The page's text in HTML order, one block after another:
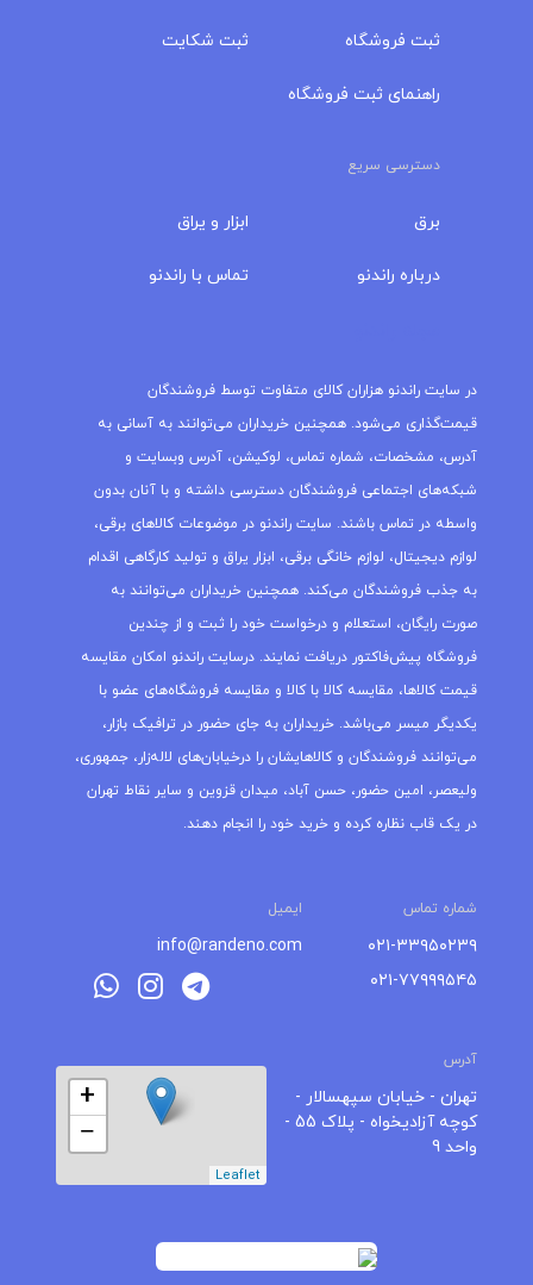
ثبت فروشگاه
راهنمای ثبت فروشگاه
ثبت شکایت
دسترسی سریع
برق
درباره‌ راندنو
ابزار و یراق
تماس با راندنو
در سایت راندنو هزاران کالای متفاوت توسط فروشندگان
قیمت‌گذاری می‌شود. همچنین خریداران می‌توانند به آسانی به
آدرس، مشخصات، شماره تماس، لوکیشن، آدرس وبسایت و
شبکه‌های اجتماعی فروشندگان دسترسی داشته و با آنان بدون
واسطه در تماس باشند. سایت راندنو در موضوعات کالاهای برقی،
لوازم دیجیتال، لوازم خانگی برقی، ابزار یراق و تولید کارگاهی اقدام
به جذب فروشندگان می‌کند. همچنین خریداران می‌توانند به
صورت رایگان، استعلام و درخواست خود را ثبت و از چندین
فروشگاه پیش‌فاکتور دریافت نمایند. درسایت راندنو امکان مقایسه
قیمت کالاها، مقایسه کالا با کالا و مقایسه فروشگاه‌های عضو با
یکدیگر میسر می‌باشد. خریداران به جای حضور در ترافیک بازار،
می‌توانند فروشندگان و کالاهایشان را درخیابان‌های لاله‌زار، جمهوری،
ولیعصر، امین حضور، حسن آباد، میدان قزوین و سایر نقاط تهران
در یک قاب نظاره کرده و خرید خود را انجام دهند.
شماره تماس ایمیل
۰۲۱-۳۳۹۵۰۲۳۹
۰۲۱-۷۷۹۹۹۵۴۵
info@randeno.com
آدرس
تهران - خیابان سپهسالار -
کوچه آزادیخواه - پلاک 55 -
واحد 9
+
−
Leaflet